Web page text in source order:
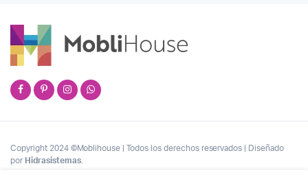
Copyright 2024 ©Moblihouse | Todos los derechos reservados | Diseñado
por Hidrasistemas.